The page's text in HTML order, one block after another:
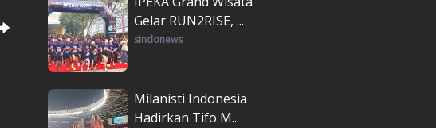
Gelar RUN2RISE, ...
sindonews
Milanisti Indonesia
Hadirkan Tifo M...